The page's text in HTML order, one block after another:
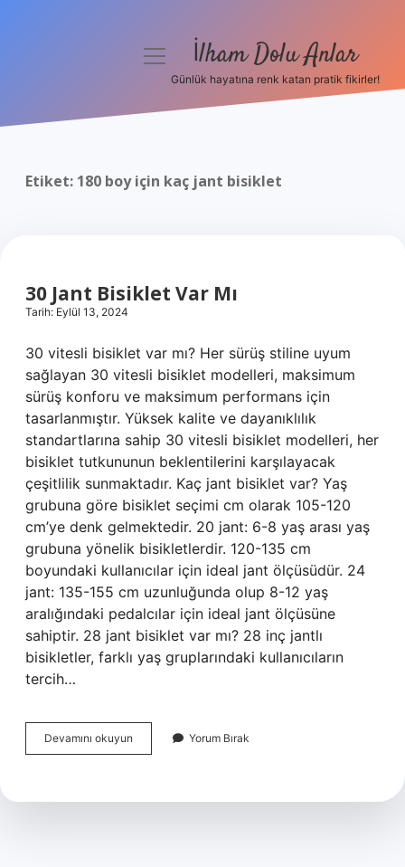
menüyü İlham Dolu Anlar
Günlük hayatına renk katan pratik fikirler!
Etiket: 180 boy için kaç jant bisiklet
30 Jant Bisiklet Var Mı
Tarih: Eylül 13, 2024
30 vitesli bisiklet var mı? Her sürüş stiline uyum
sağlayan 30 vitesli bisiklet modelleri, maksimum
sürüş konforu ve maksimum performans için
tasarlanmıştır. Yüksek kalite ve dayanıklılık
standartlarına sahip 30 vitesli bisiklet modelleri, her
bisiklet tutkununun beklentilerini karşılayacak
çeşitlilik sunmaktadır. Kaç jant bisiklet var? Yaş
grubuna göre bisiklet seçimi cm olarak 105-120
cm’ye denk gelmektedir. 20 jant: 6-8 yaş arası yaş
grubuna yönelik bisikletlerdir. 120-135 cm
boyundaki kullanıcılar için ideal jant ölçüsüdür. 24
jant: 135-155 cm uzunluğunda olup 8-12 yaş
aralığındaki pedalcılar için ideal jant ölçüsüne
sahiptir. 28 jant bisiklet var mı? 28 inç jantlı
bisikletler, farklı yaş gruplarındaki kullanıcıların
tercih…
Devamını okuyun
Jant
Mı
Yorum Bırak